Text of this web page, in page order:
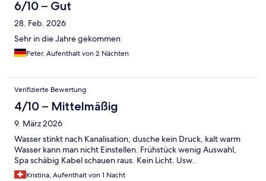
6/10 – Gut
28. Feb. 2026
Sehr in die Jahre gekommen
Peter, Aufenthalt von 2 Nächten
Verifizierte Bewertung
4/10 – Mittelmäßig
9. März 2026
Wasser stinkt nach Kanalisation, dusche kein Druck, kalt warm
Wasser kann man nicht Einstellen. Frühstück wenig Auswahl,
Spa schäbig Kabel schauen raus. Kein Licht. Usw..
Kristina, Aufenthalt von 1 Nacht